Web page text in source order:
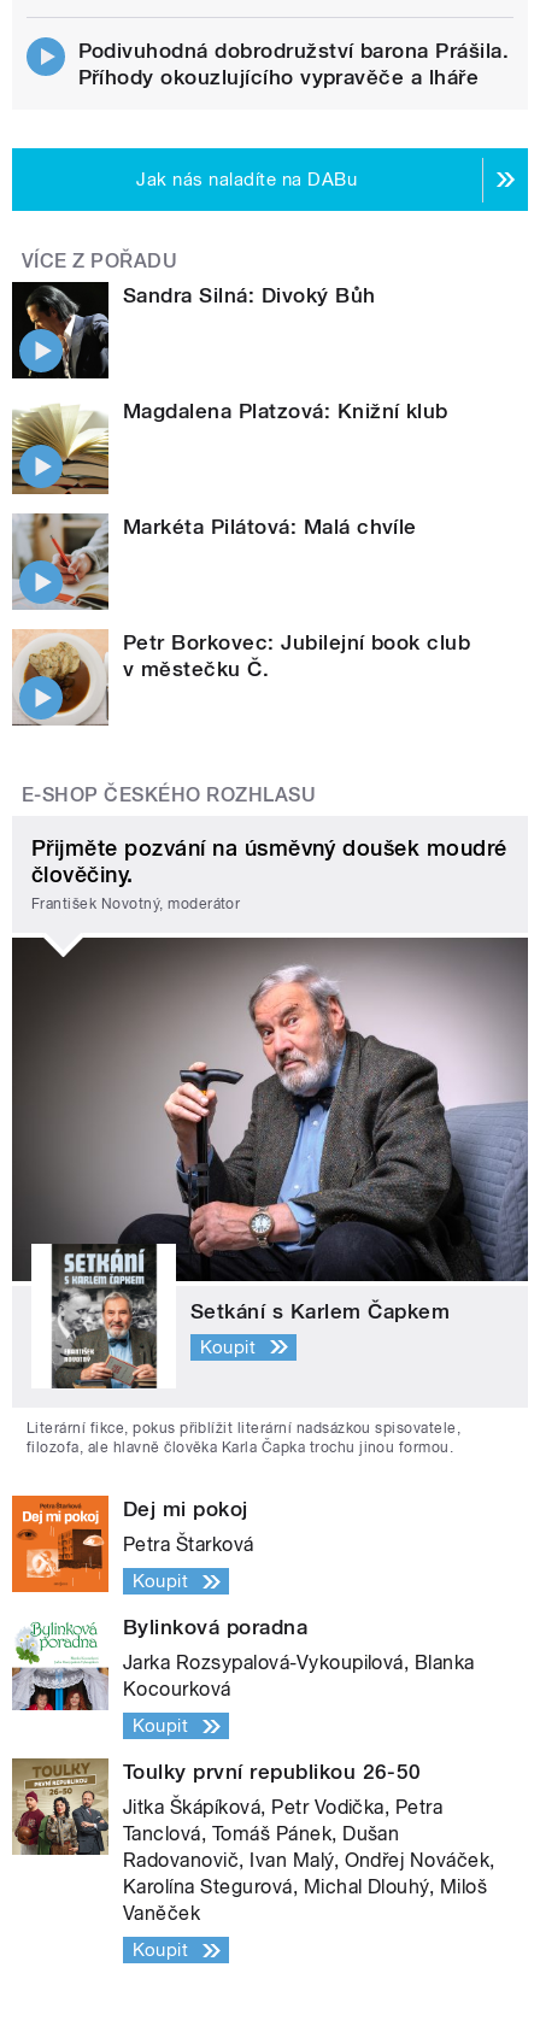
Podivuhodná dobrodružství barona Prášila.
Příhody okouzlujícího vypravěče a lháře
Jak nás naladíte na DABu
VÍCE Z POŘADU
Sandra Silná: Divoký Bůh
Magdalena Platzová: Knižní klub
Markéta Pilátová: Malá chvíle
Petr Borkovec: Jubilejní book club
v městečku Č.
E-SHOP ČESKÉHO ROZHLASU
Přijměte pozvání na úsměvný doušek moudré
člověčiny.
František Novotný, moderátor
Setkání s Karlem Čapkem
Koupit
Literární fikce, pokus přiblížit literární nadsázkou spisovatele,
filozofa, ale hlavně člověka Karla Čapka trochu jinou formou.
Dej mi pokoj
Petra Štarková
Koupit
Bylinková poradna
Jarka Rozsypalová-Vykoupilová, Blanka
Kocourková
Koupit
Toulky první republikou 26-50
Jitka Škápíková, Petr Vodička, Petra
Tanclová, Tomáš Pánek, Dušan
Radovanovič, Ivan Malý, Ondřej Nováček,
Karolína Stegurová, Michal Dlouhý, Miloš
Vaněček
Koupit